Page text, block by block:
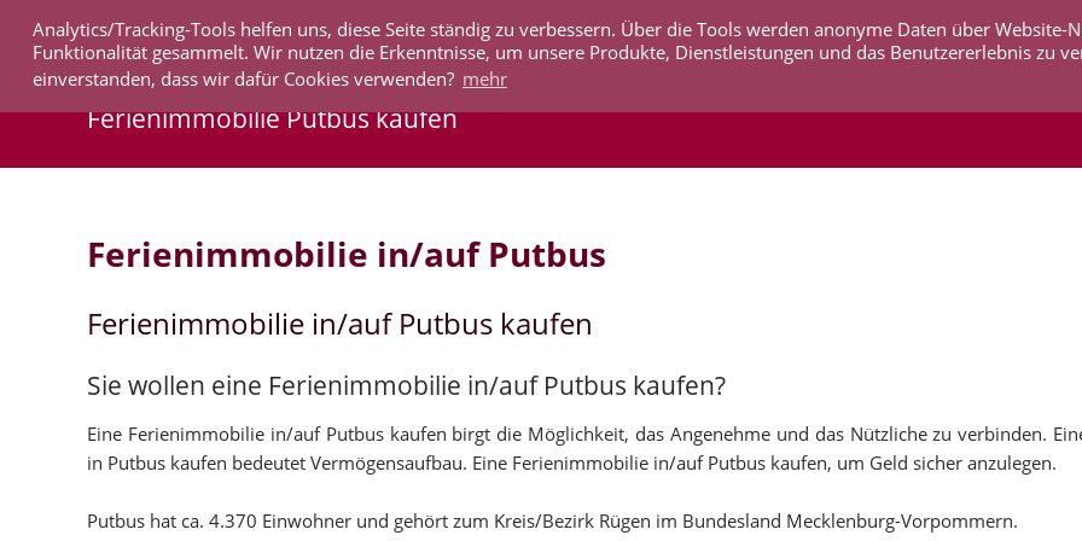
Analytics/Tracking-Tools helfen uns, diese Seite ständig zu verbessern. Über die Tools werden anonyme Daten über Website-
Funktionalität gesammelt. Wir nutzen die Erkenntnisse, um unsere Produkte, Dienstleistungen und das Benutzererlebnis zu
einverstanden, dass wir dafür Cookies verwenden? mehr
IMMOBILIEN AKTUELLES UNTERNEHMEN SERVICE
Ferienimmobilie Putbus kaufen
Ferienimmobilie in/auf Putbus
Ferienimmobilie in/auf Putbus kaufen
Sie wollen eine Ferienimmobilie in/auf Putbus kaufen?
Eine Ferienimmobilie in/auf Putbus kaufen birgt die Möglichkeit, das Angenehme und das Nützliche zu verbinden.
in Putbus kaufen bedeutet Vermögensaufbau. Eine Ferienimmobilie in/auf Putbus kaufen, um Geld sicher anzulegen.
Putbus hat ca. 4.370 Einwohner und gehört zum Kreis/Bezirk Rügen im Bundesland Mecklenburg-Vorpommern.